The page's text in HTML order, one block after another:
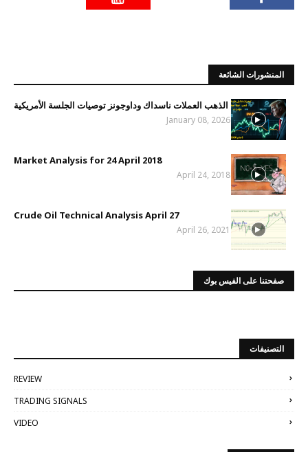
المنشورات الشائعة
الذهب العملات ناسداك وداوجونز توصيات الجلسة الأمريكية
January 08, 2026
Market Analysis for 24 April 2018
April 24, 2018
Crude Oil Technical Analysis April 27
April 26, 2021
صفحتنا على الفيس بوك
التصنيفات
REVIEW
TRADING SIGNALS
VIDEO